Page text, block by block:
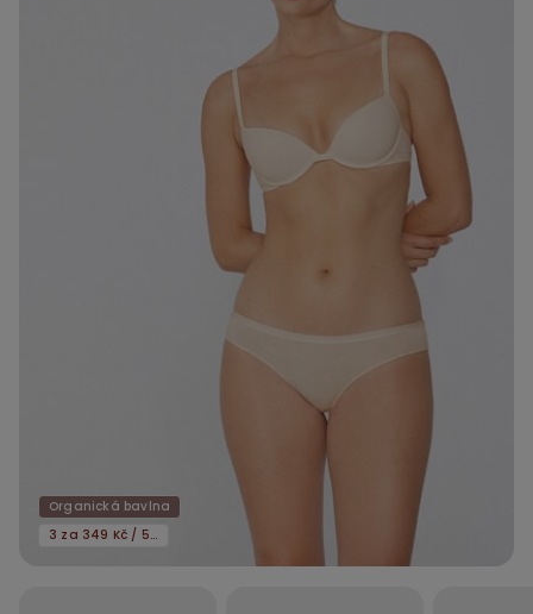
Organická bavlna
3 za 349 Kč / 5 za 549 Kč